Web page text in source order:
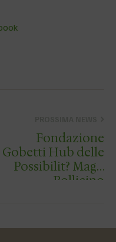
Fondazione
Gobetti Hub delle
Possibilit? Mago
Bollicino